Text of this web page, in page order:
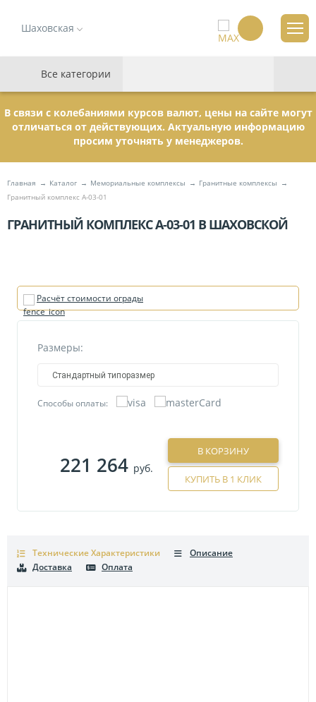
Шаховская
Все категории
В связи с колебаниями курсов валют, цены на сайте могут
отличаться от действующих. Актуальную информацию
просим уточнять у менеджеров.
Главная Каталог Мемориальные комплексы
Гранитные комплексы
Гранитный комплекс А-03-01
ГРАНИТНЫЙ КОМПЛЕКС А-03-01 В ШАХОВСКОЙ
Расчёт стоимости ограды
Размеры:
Стандартный типоразмер
Способы оплаты:
221 264 руб.
В КОРЗИНУ
КУПИТЬ В 1 КЛИК
Технические Характеристики
Описание
Доставка
Оплата